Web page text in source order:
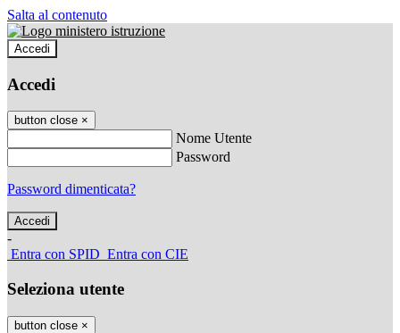
Salta al contenuto
Accedi
Accedi
button close ×
Nome Utente
Password
Password dimenticata?
-
Entra con SPID Entra con CIE
Seleziona utente
button close ×